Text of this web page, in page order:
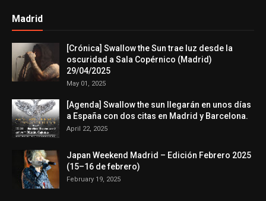
Madrid
[Crónica] Swallow the Sun trae luz desde la
oscuridad a Sala Copérnico (Madrid)
29/04/2025
May 01, 2025
[Agenda] Swallow the sun llegarán en unos días
a España con dos citas en Madrid y Barcelona.
April 22, 2025
Japan Weekend Madrid – Edición Febrero 2025
(15–16 de febrero)
February 19, 2025